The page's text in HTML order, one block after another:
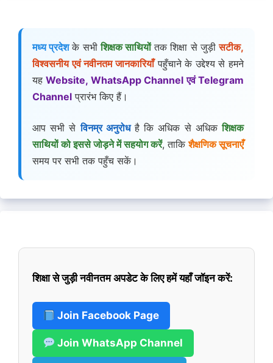
मध्य प्रदेशके सभीशिक्षक साथियोंतक शिक्षा से जुड़ीसटीक,
विश्वसनीय एवं नवीनतम जानकारियाँपहुँचाने के उद्देश्य से हमने
यहWebsite, WhatsApp Channel एवं Telegram
Channel प्रारंभ किए हैं।
आप सभी सेविनम्र अनुरोधहै कि अधिक से अधिकशिक्षक
साथियों को इससे जोड़ने में सहयोग करें, ताकिशैक्षणिक सूचनाएँ
समय पर सभी तक पहुँच सकें।
शिक्षा से जुड़ी नवीनतम अपडेट के लिए हमें यहाँ जॉइन करें:
Join Facebook Page
Join WhatsApp Channel